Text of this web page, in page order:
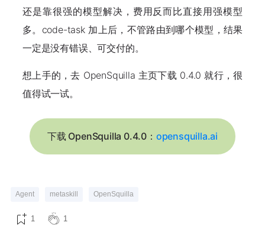
还是靠很强的模型解决，费用反而比直接用强模型
多。code-task 加上后，不管路由到哪个模型，结果
一定是没有错误、可交付的。
想上手的，去 OpenSquilla 主页下载 0.4.0 就行，很
值得试一试。
下载 OpenSquilla 0.4.0： opensquilla.ai
Agent metaskill OpenSquilla
1 1